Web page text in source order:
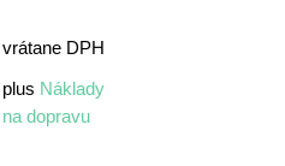
vrátane DPH
plus Náklady
na dopravu